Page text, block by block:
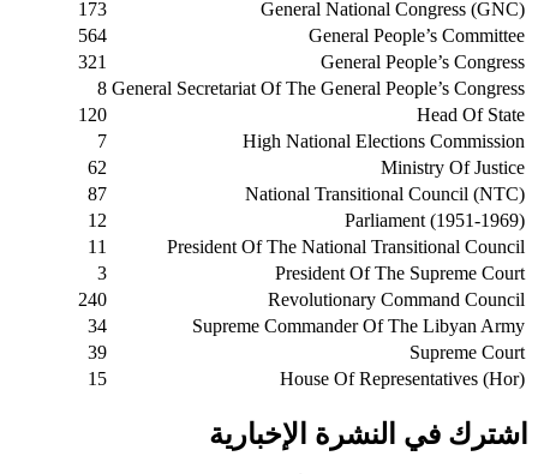
General National Congress (GNC)
173
General People’s Committee
564
General People’s Congress
321
General Secretariat Of The General People’s Congress
8
Head Of State
120
High National Elections Commission
7
Ministry Of Justice
62
National Transitional Council (NTC)
87
Parliament (1951-1969)
12
President Of The National Transitional Council
11
President Of The Supreme Court
3
Revolutionary Command Council
240
Supreme Commander Of The Libyan Army
34
Supreme Court
39
House Of Representatives (Hor)
15
اشترك في النشرة الإخبارية